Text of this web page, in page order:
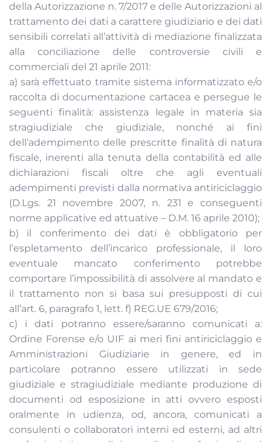
della Autorizzazione n. 7/2017 e delle Autorizzazioni al
trattamento dei dati a carattere giudiziario e dei dati
sensibili correlati all’attività di mediazione finalizzata
alla conciliazione delle controversie civili e
commerciali del 21 aprile 2011:
a) sarà effettuato tramite sistema informatizzato e/o
raccolta di documentazione cartacea e persegue le
seguenti finalità: assistenza legale in materia sia
stragiudiziale che giudiziale, nonché ai fini
dell’adempimento delle prescritte finalità di natura
fiscale, inerenti alla tenuta della contabilità ed alle
dichiarazioni fiscali oltre che agli eventuali
adempimenti previsti dalla normativa antiriciclaggio
(D.Lgs. 21 novembre 2007, n. 231 e conseguenti
norme applicative ed attuative – D.M. 16 aprile 2010);
b) il conferimento dei dati è obbligatorio per
l’espletamento dell’incarico professionale, il loro
eventuale mancato conferimento potrebbe
comportare l’impossibilità di assolvere al mandato e
il trattamento non si basa sui presupposti di cui
all’art. 6, paragrafo 1, lett. f) REG.UE 679/2016;
c) i dati potranno essere/saranno comunicati a:
Ordine Forense e/o UIF ai meri fini antiriciclaggio e
Amministrazioni Giudiziarie in genere, ed in
particolare potranno essere utilizzati in sede
giudiziale e stragiudiziale mediante produzione di
documenti od esposizione in atti ovvero esposti
oralmente in udienza, od, ancora, comunicati a
consulenti o collaboratori interni ed esterni, ad altri